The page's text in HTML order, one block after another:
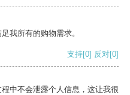
我所有的购物需求。
支持[0] 反对[0]
中不会泄露个人信息，这让我很